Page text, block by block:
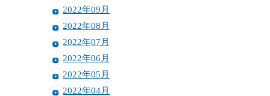
2022年09月
2022年08月
2022年07月
2022年06月
2022年05月
2022年04月